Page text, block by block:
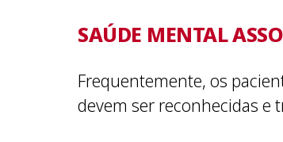
SAÚDE MENTAL
Frequentemente, os
devem ser reconhecidas e